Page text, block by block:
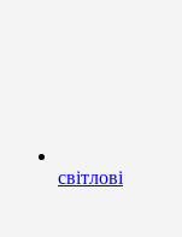
світлові